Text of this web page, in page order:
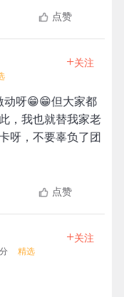
点赞
+关注
动呀😁😁但大家都
，我也就替我家老
呀，不要辜负了团
点赞
精选
+关注